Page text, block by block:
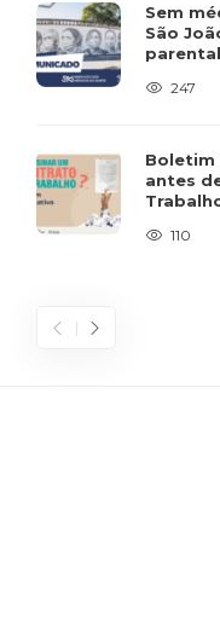
Sem
São
247
Boletim
antes
110